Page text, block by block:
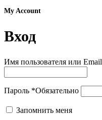
My Account
Вход
Имя пользователя или Email
Пароль *Обязательно
Запомнить меня